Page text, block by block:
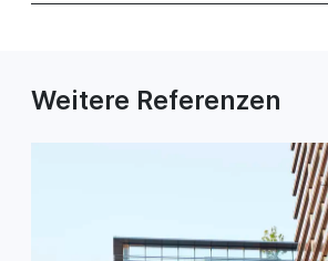
Weitere Referenzen